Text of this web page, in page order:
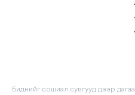
Биднийг сошиал сувгууд дээр